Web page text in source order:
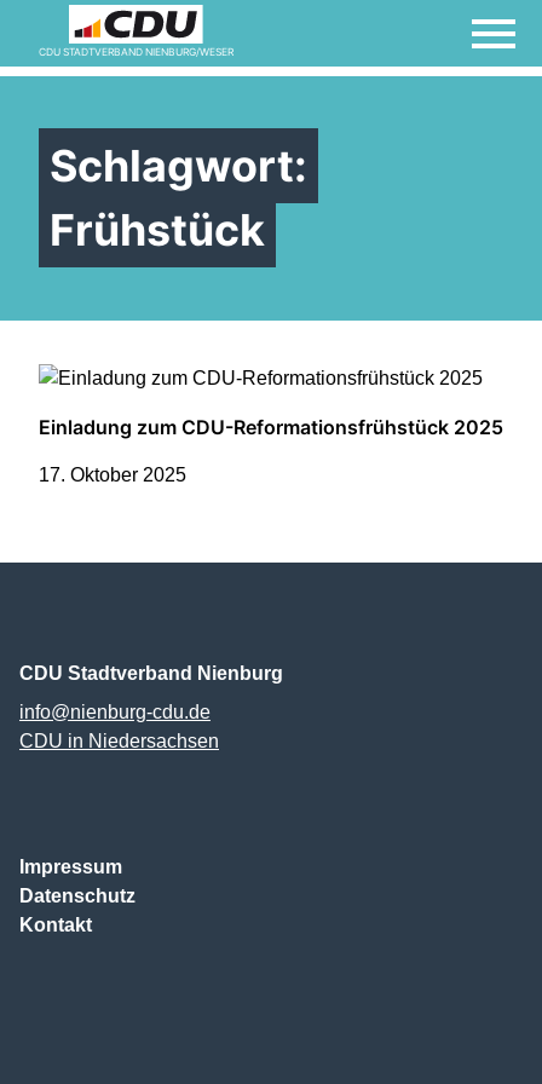
CDU STADTVERBAND NIENBURG/WESER
Kontakt
Links
Mitglied werden
Termine
Schlagwort:
Frühstück
Einladung zum CDU-Reformationsfrühstück 2025
17. Oktober 2025
CDU Stadtverband Nienburg
info@nienburg-cdu.de
CDU in Niedersachsen
Impressum
Datenschutz
Kontakt